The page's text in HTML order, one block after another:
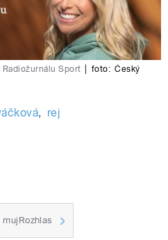
Radiožurnálu Sport foto: Český
, rej